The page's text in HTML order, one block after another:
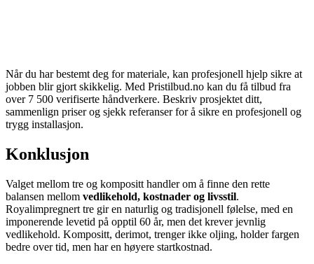
Når du har bestemt deg for materiale, kan profesjonell hjelp sikre at
jobben blir gjort skikkelig. Med Pristilbud.no kan du få tilbud fra
over 7 500 verifiserte håndverkere. Beskriv prosjektet ditt,
sammenlign priser og sjekk referanser for å sikre en profesjonell og
trygg installasjon.
Konklusjon
Valget mellom tre og kompositt handler om å finne den rette
balansen mellom vedlikehold, kostnader og livsstil.
Royalimpregnert tre gir en naturlig og tradisjonell følelse, med en
imponerende levetid på opptil 60 år, men det krever jevnlig
vedlikehold. Kompositt, derimot, trenger ikke oljing, holder fargen
bedre over tid, men har en høyere startkostnad.